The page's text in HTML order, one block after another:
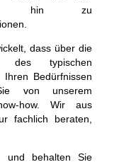
bis hin zu
dass über die
des typischen
Bedürfnissen
von unserem
how. Wir aus
fachlich beraten,
und behalten Sie